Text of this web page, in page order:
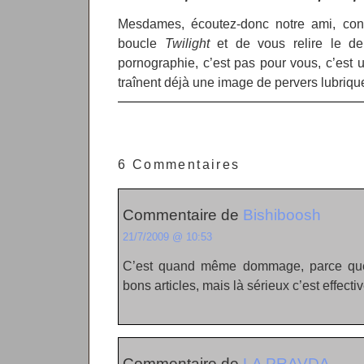
Mesdames, écoutez-donc notre ami,
boucle Twilightet de vous relire le
pornographie, c’est pas pour vous,
traînent déjà une image de pervers
6 Commentaires
Commentaire de Bishiboosh
21/7/2009 @ 10:53
C’est quand même dommage, parce
bons articles, mais là sérieux c’est